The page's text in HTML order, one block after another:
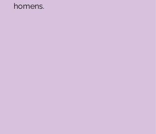
homens.